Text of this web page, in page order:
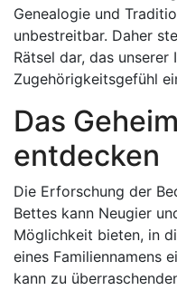
Genealogie und
unbestreitbar. Daher
Rätsel dar, das
Zugehörigkeitsgefühl
Das
entdecken
Die Erforschung der
Bettes kann Neugier
Möglichkeit bieten, in
eines Familiennamens
kann zu